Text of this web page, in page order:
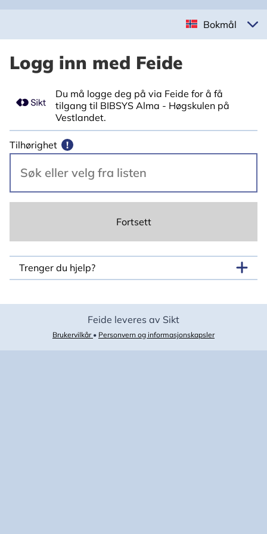
Bokmål
Logg inn med Feide
Du må logge deg på via Feide for å få
tilgang til BIBSYS Alma - Høgskulen på
Vestlandet.
Tilhørighet !
Fortsett
Trenger du hjelp?
Feide leveres av Sikt
Brukervilkår • Personvern og informasjonskapsler